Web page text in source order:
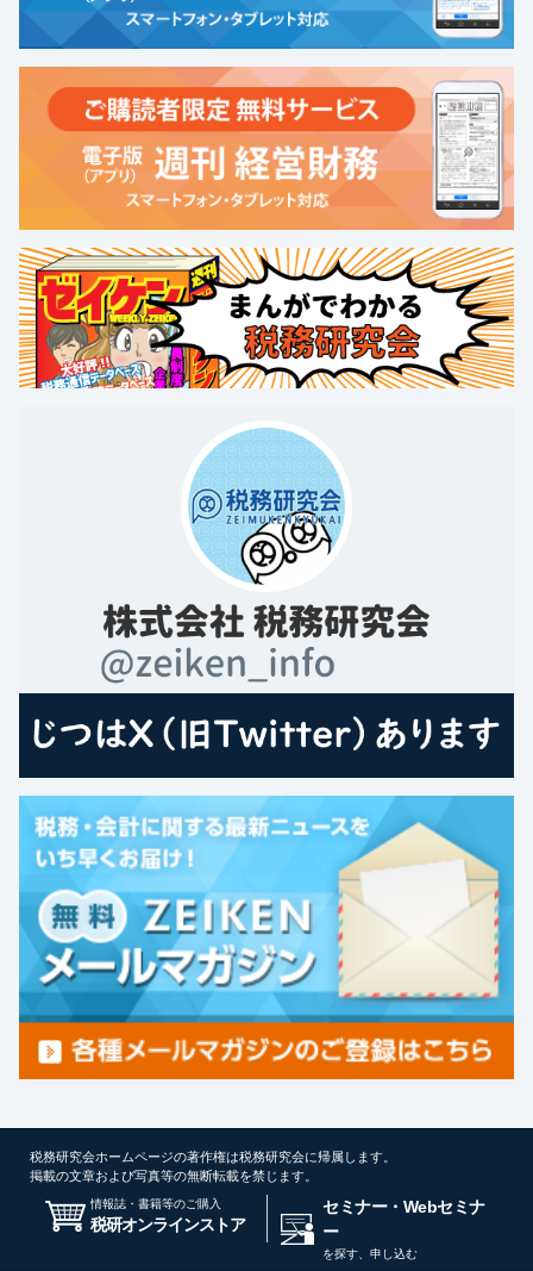
税務研究会ホームページの著作権は税務研究会に帰属します。
掲載の文章および写真等の無断転載を禁じます。
情報誌・書籍等のご購入
税研オンラインストア
セミナー・Webセミナ
ー
を探す、申し込む